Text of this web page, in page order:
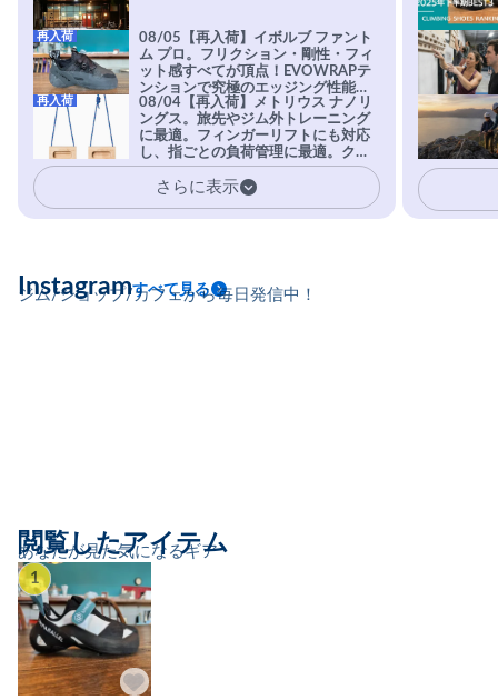
08/05【再入荷】イボルブ ファント
ム プロ。フリクション・剛性・フィ
ット感すべてが頂点！EVOWRAPテ
ンションで究極のエッジング性能を
実現。進化系ラバーEvo-74はTRAX
を凌駕する粘着力で極小ホールドに
安心感。
再入荷
08/04【再入荷】メトリウス ナノリ
ングス。旅先やジム外トレーニング
に最適。フィンガーリフトにも対応
し、指ごとの負荷管理に最適。クラ
イマーの指を本気で鍛えるギア。
再入荷
さらに表示
ジム/ショップ/カフェから毎日発信中！
Instagramすべて見る
あなたが見た気になるギア
閲覧したアイテム
1